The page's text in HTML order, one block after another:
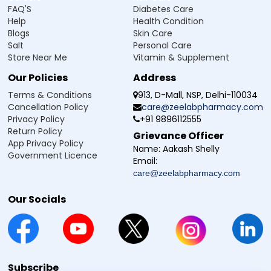
FAQ'S
Help
Blogs
Salt
Store Near Me
Diabetes Care
Health Condition
Skin Care
Personal Care
Vitamin & Supplement
Our Policies
Terms & Conditions
Cancellation Policy
Privacy Policy
Return Policy
App Privacy Policy
Government Licence
Address
913, D-Mall, NSP, Delhi-110034
care@zeelabpharmacy.com
+91 9896112555
Grievance Officer
Name: Aakash Shelly
Email:
care@zeelabpharmacy.com
Our Socials
Subscribe